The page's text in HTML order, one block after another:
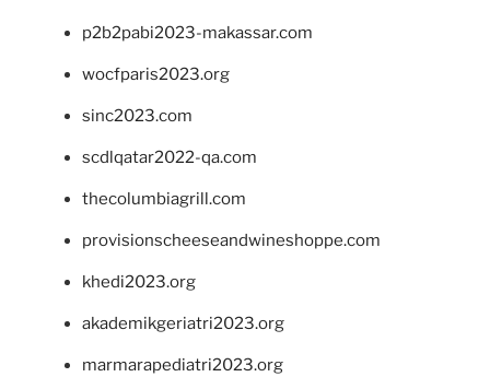
p2b2pabi2023-makassar.com
wocfparis2023.org
sinc2023.com
scdlqatar2022-qa.com
thecolumbiagrill.com
provisionscheeseandwineshoppe.com
khedi2023.org
akademikgeriatri2023.org
marmarapediatri2023.org